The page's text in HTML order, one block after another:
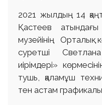
2021 жылдың 14
Қастеев
музейінің Орталық
суретші
иірімдері»
тушь, қаламұш
тен астам